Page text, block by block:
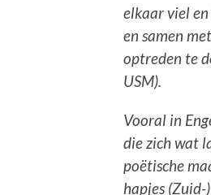
elkaar viel
en samen
optreden te
USM).
Vooral in
die zich wat
poëtische
hapjes (Zuid-